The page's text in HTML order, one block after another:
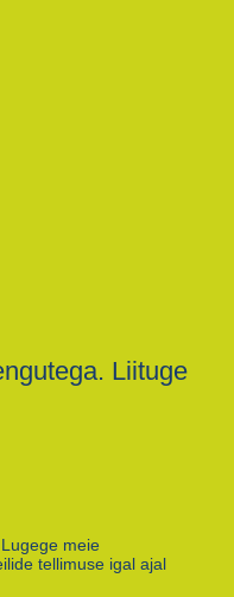
Liituge
meie
tellimuse igal ajal